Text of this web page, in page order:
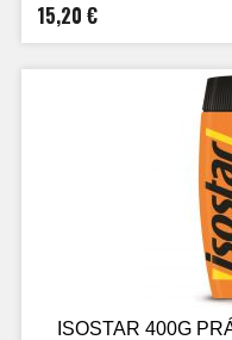
15,20 €
ISOSTAR 400G